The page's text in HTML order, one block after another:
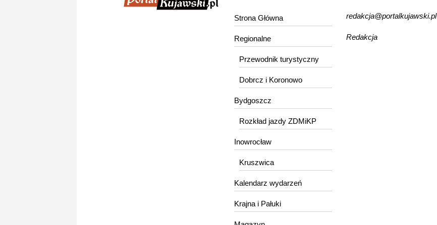
Strona Główna
Regionalne
Przewodnik turystyczny
Dobrcz i Koronowo
Bydgoszcz
Rozkład jazdy ZDMiKP
Inowrocław
Kruszwica
Kalendarz wydarzeń
Krajna i Pałuki
redakcja@portalkujawski.pl
Redakcja